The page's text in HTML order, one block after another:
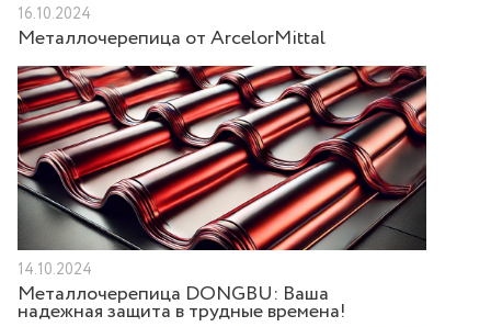
16.10.2024
Металлочерепица от ArcelorMittal
14.10.2024
Металлочерепица DONGBU: Ваша
надежная защита в трудные времена!